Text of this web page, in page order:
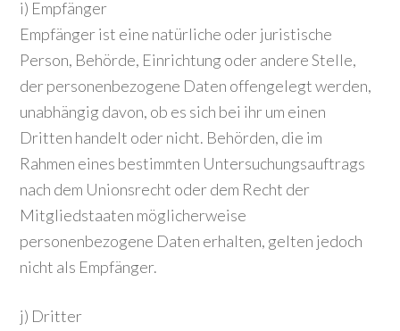
i) Empfänger
Empfänger ist eine natürliche oder juristische
Person, Behörde, Einrichtung oder andere Stelle,
der personenbezogene Daten offengelegt werden,
unabhängig davon, ob es sich bei ihr um einen
Dritten handelt oder nicht. Behörden, die im
Rahmen eines bestimmten Untersuchungsauftrags
nach dem Unionsrecht oder dem Recht der
Mitgliedstaaten möglicherweise
personenbezogene Daten erhalten, gelten jedoch
nicht als Empfänger.
j) Dritter